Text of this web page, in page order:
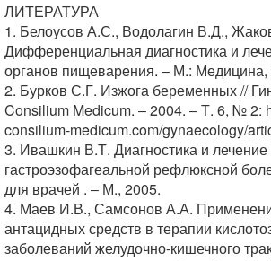
ЛИТЕРАТУРА
1. Белоусов А.С., Водолагин В.Д.,
Дифференциальная диагностика и
органов пищеварения. ‒ М.: Медицина,
2. Бурков С.Г. Изжога беременных //
Consilium Medicum. ‒ 2004. ‒ Т. 6, № 2:
consilium-medicum.com/gynaecology/
3. Ивашкин В.Т. Диагностика и лечение
гастроэзофагеальной рефлюксной
для врачей . ‒ М., 2005.
4. Маев И.В., Самсонов А.А.
антацидных средств в терапии
заболеваний желудочно-кишечного